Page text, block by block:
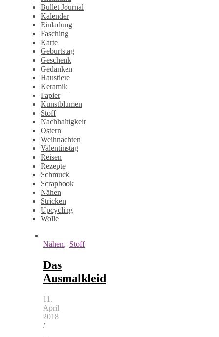
Bullet Journal
Kalender
Einladung
Fasching
Karte
Geburtstag
Geschenk
Gedanken
Haustiere
Keramik
Papier
Kunstblumen
Stoff
Nachhaltigkeit
Ostern
Weihnachten
Valentinstag
Reisen
Rezepte
Schmuck
Scrapbook
Nähen
Stricken
Upcycling
Wolle
Nähen, Stoff
Das
Ausmalkleid
11.
April
2018
/